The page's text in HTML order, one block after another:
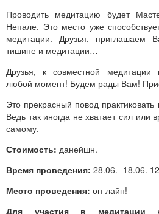
Проводить медитацию будет
Непале. Это место уже
медитации. Друзья, приглашаем
тишине и медитации…
Друзья, к совместной медитации
любой момент! Будем рады Вам!
Это прекрасный повод
Ведь так иногда не хватает сил или
самому.
Стоимость: данейшн.
Время проведения: 28.06.- 18.06.
Место проведения: он-лайн!
Для участия в медитации